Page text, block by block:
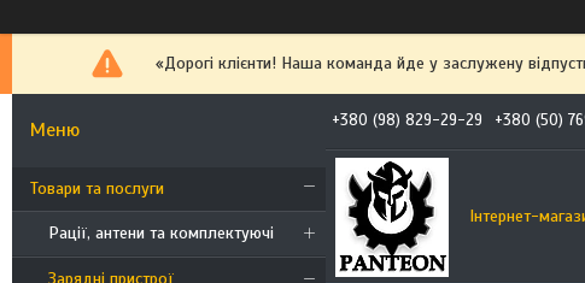
«Дорогі клієнти! Наша команда йде у заслужену
Товари та послуги
Рації, антени та комплектуючі
Зарядні пристрої
+380 (98) 829-29-29 +380 (50)
Інтернет-